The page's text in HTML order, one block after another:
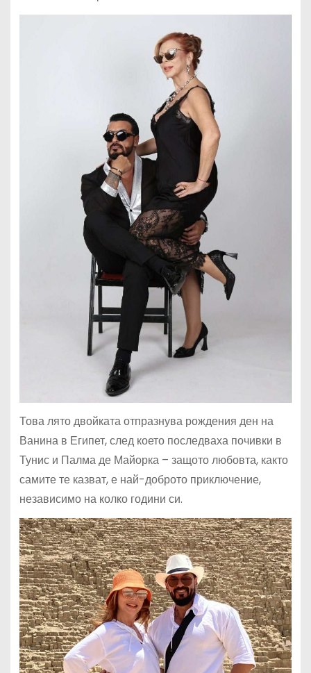
Това лято двойката отпразнува рождения ден на
Ванина в Египет, след което последваха почивки в
Тунис и Палма де Майорка – защото любовта, както
самите те казват, е най-доброто приключение,
независимо на колко години си.